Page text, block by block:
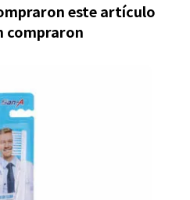
este artículo
compraron